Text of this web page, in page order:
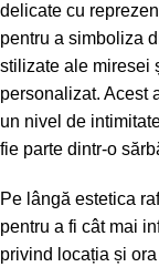
delicate cu
pentru a simboliza
stilizate ale miresei
personalizat. Acest
un nivel de
fie parte dintr-o
Pe lângă estetica
pentru a fi cât mai
privind locația și